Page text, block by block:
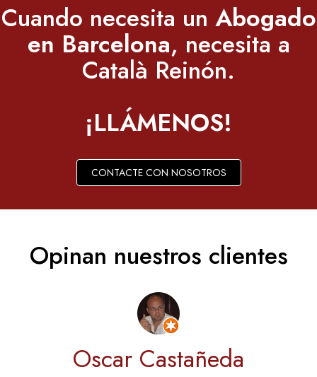
Cuando necesita un Abogado
en Barcelona, necesita a
Català Reinón.
¡LLÁMENOS!
CONTACTE CON NOSOTROS
Opinan nuestros clientes
Oscar Castañeda